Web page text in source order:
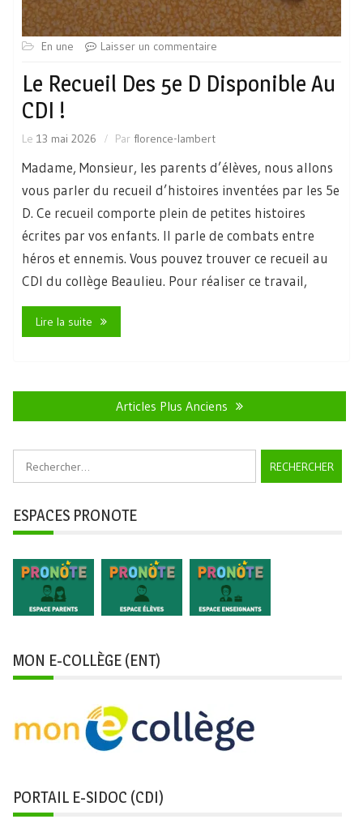
En une Laisser un commentaire
Le Recueil Des 5e D Disponible Au
CDI !
Le 13 mai 2026 Par florence-lambert
Madame, Monsieur, les parents d’élèves, nous allons
vous parler du recueil d’histoires inventées par les 5e
D. Ce recueil comporte plein de petites histoires
écrites par vos enfants. Il parle de combats entre
héros et ennemis. Vous pouvez trouver ce recueil au
CDI du collège Beaulieu. Pour réaliser ce travail,
Lire la suite
articles
Articles Plus Anciens
ESPACES PRONOTE
MON E-COLLÈGE (ENT)
PORTAIL E-SIDOC (CDI)